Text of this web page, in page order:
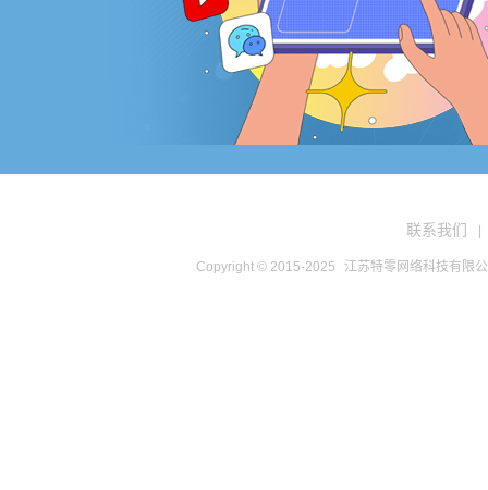
联系我们
Copyright © 2015-2025 江苏特零网络科技有限